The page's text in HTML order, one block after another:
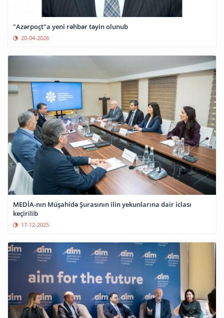
"Azərpoçt"a yeni rəhbər təyin olunub
20-04-2026
MEDİA-nın Müşahidə Şurasının ilin yekunlarına dair iclası
keçirilib
17-12-2025